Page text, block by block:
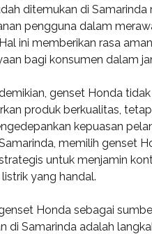
ditemukan di Samarinda
pengguna dalam
ini memberikan rasa
bagi konsumen dalam
genset Honda
produk berkualitas,
kepuasan
memilih genset
untuk menjamin
yang handal.
Honda sebagai
di Samarinda adalah